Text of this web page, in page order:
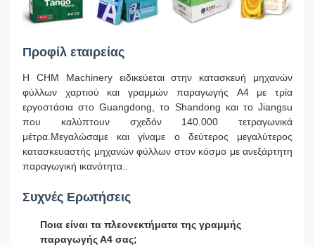
Προφίλ εταιρείας
Η CHM Machinery ειδικεύεται στην κατασκευή μηχανών
φύλλων χαρτιού και γραμμών παραγωγής A4 με τρία
εργοστάσια στο Guangdong, το Shandong και το Jiangsu
που καλύπτουν σχεδόν 140.000 τετραγωνικά
μέτρα.Μεγαλώσαμε και γίναμε ο δεύτερος μεγαλύτερος
κατασκευαστής μηχανών φύλλων στον κόσμο με ανεξάρτητη
παραγωγική ικανότητα..
Συχνές Ερωτήσεις
Ποια είναι τα πλεονεκτήματα της γραμμής
παραγωγής Α4 σας;